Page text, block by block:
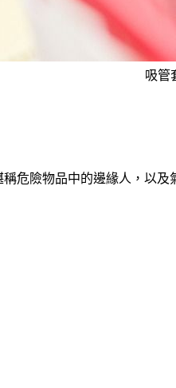
吸管
危險物品中的邊緣人，以